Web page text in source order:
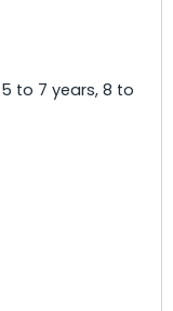
to 7 years, 8 to